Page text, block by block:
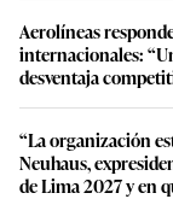
Aerolíneas
internacionales:
desventaja
“La organización
Neuhaus,
de Lima 2027 y en